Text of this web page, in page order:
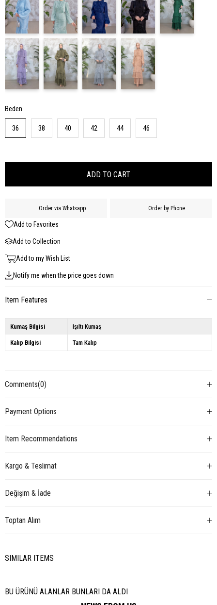
Beden
36 38 40 42 44 46
Order via Whatsapp Order by Phone
Add to Favorites
Add to Collection
Add to my Wish List
Notify me when the price goes down
Item Features
Kumaş Bilgisi Işıltı Kumaş
Kalıp Bilgisi Tam Kalıp
Comments(0)
Payment Options
Item Recommendations
Kargo & Teslimat
Değişim & İade
Toptan Alım
SIMILAR ITEMS
BU ÜRÜNÜ ALANLAR BUNLARI DA ALDI